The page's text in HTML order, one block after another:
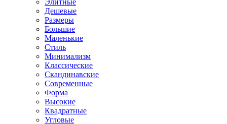
Элитные
Дешевые
Размеры
Большие
Маленькие
Стиль
Минимализм
Классические
Скандинавские
Современные
Форма
Высокие
Квадратные
Угловые